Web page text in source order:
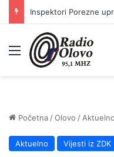
Meni
Početna /Olovo / Aktuelno
Aktuelno Vijesti iz ZDK